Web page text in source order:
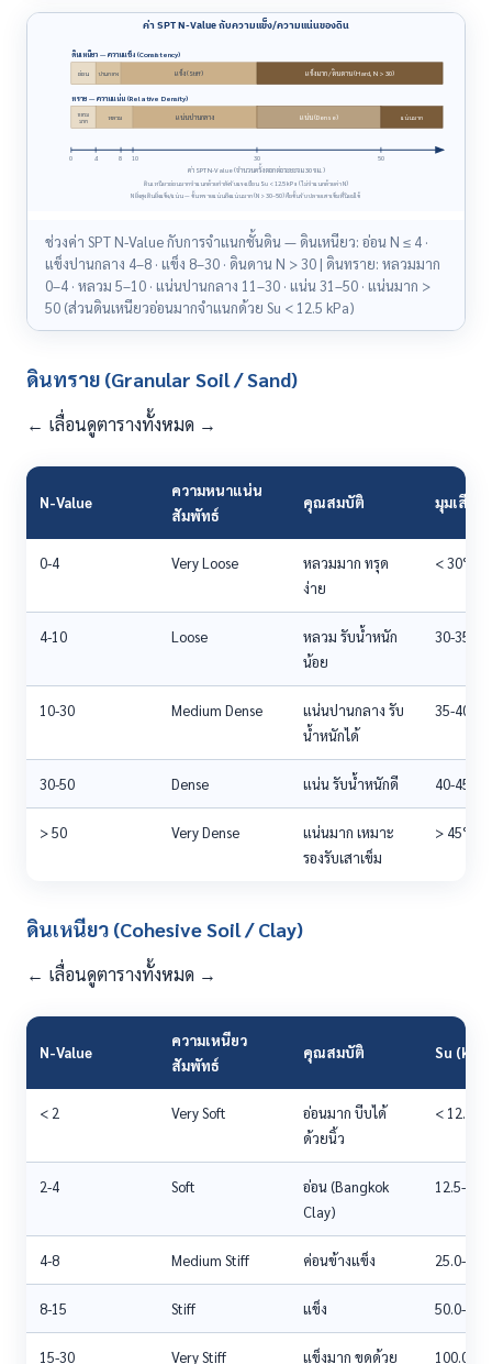
ค่า SPT N-Value กับความแข็ง/ความแน่นของดิน
ดินเหนียว — ความแข็ง (Consistency)
อ่อน ปานกลาง แข็ง (Stiff) แข็งมาก / ดินดาน (Hard, N > 30)
ทราย — ความแน่น (Relative Density)
หลวม
มาก
หลวม แน่นปานกลาง แน่น (Dense) แน่นมาก
0 4 8 10 30 50
ค่า SPT N-Value (จำนวนครั้งตอกต่อระยะจม 30 ซม.)
ดินเหนียวอ่อนมากจำแนกด้วยกำลังรับแรงเฉือน Su < 12.5 kPa (ไม่จำแนกด้วยค่า N)
N ยิ่งสูง ดินยิ่งแข็ง/แน่น — ชั้นทรายแน่นถึงแน่นมาก (N > 30–50) คือชั้นรับปลายเสาเข็มที่นิยมใช้
ช่วงค่า SPT N-Value กับการจำแนกชั้นดิน — ดินเหนียว: อ่อน N ≤ 4 ·
แข็งปานกลาง 4–8 · แข็ง 8–30 · ดินดาน N > 30 | ดินทราย: หลวมมาก
0–4 · หลวม 5–10 · แน่นปานกลาง 11–30 · แน่น 31–50 · แน่นมาก >
50 (ส่วนดินเหนียวอ่อนมากจำแนกด้วย Su < 12.5 kPa)
ดินทราย (Granular Soil / Sand)
← เลื่อนดูตารางทั้งหมด →
N-Value
ความหนาแน่น
สัมพัทธ์
คุณสมบัติ มุมเสียด
0-4 Very Loose
หลวมมาก ทรุด
ง่าย
< 30°
4-10 Loose
หลวม รับน้ำหนัก
น้อย
30-35°
10-30 Medium Dense
แน่นปานกลาง รับ
น้ำหนักได้
35-40°
30-50 Dense แน่น รับน้ำหนักดี 40-45°
> 50 Very Dense
แน่นมาก เหมาะ
รองรับเสาเข็ม
> 45°
ดินเหนียว (Cohesive Soil / Clay)
← เลื่อนดูตารางทั้งหมด →
N-Value
ความเหนียว
สัมพัทธ์
คุณสมบัติ Su (kPa)
< 2 Very Soft
อ่อนมาก บีบได้
ด้วยนิ้ว
< 12.5
2-4 Soft
อ่อน (Bangkok
Clay)
12.5-25.0
4-8 Medium Stiff ค่อนข้างแข็ง 25.0-50.0
8-15 Stiff แข็ง 50.0-
15-30 Very Stiff แข็งมาก ขูดด้วย 100.0-